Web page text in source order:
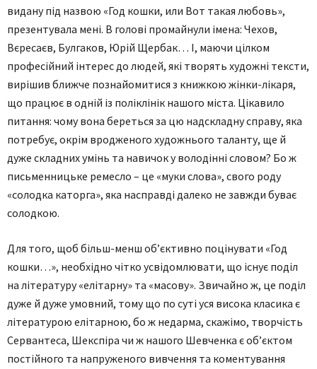
видану під назвою «Год кошки, или Вот такая любовь»,
презентувала мені. В голові промайнули імена: Чехов,
Вєресаєв, Булгаков, Юрій Щербак… І, маючи цілком
професійний інтерес до людей, які творять художні тексти,
вирішив ближче познайомитися з книжкою жінки-лікаря,
що працює в одній із поліклінік нашого міста. Цікавило
питання: чому вона береться за цю надскладну справу, яка
потребує, окрім вродженого художнього таланту, ще й
дуже складних умінь та навичок у володінні словом? Бо ж
письменницьке ремесло – це «муки слова», свого роду
«солодка каторга», яка насправді далеко не завжди буває
солодкою.
Для того, щоб більш-менш об’єктивно поцінувати «Год
кошки…», необхідно чітко усвідомлювати, що існує поділ
на літературу «елітарну» та «масову». Звичайно ж, це поділ
дуже й дуже умовний, тому що по суті уся висока класика є
літературою елітарною, бо ж недарма, скажімо, творчість
Сервантеса, Шекспіра чи ж нашого Шевченка є об’єктом
постійного та напруженого вивчення та коментування